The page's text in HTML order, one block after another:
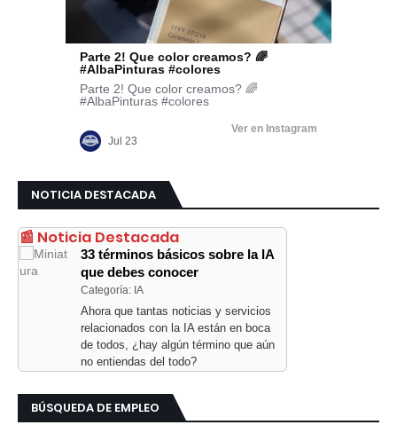
NOTICIA DESTACADA
📰 Noticia Destacada
33 términos básicos sobre la IA
que debes conocer
Categoría: IA
Ahora que tantas noticias y servicios
relacionados con la IA están en boca
de todos, ¿hay algún término que aún
no entiendas del todo?
BÚSQUEDA DE EMPLEO